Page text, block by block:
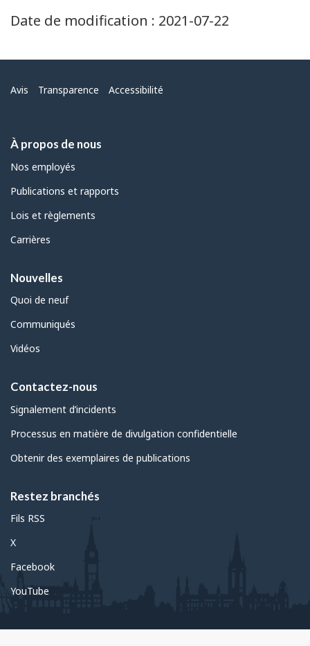
de
1
Date de modification : 2021-07-22
Menu
Avis Transparence Accessibilité
À propos de nous
Nos employés
Publications et rapports
Lois et règlements
Carrières
Nouvelles
Quoi de neuf
Communiqués
Vidéos
Contactez-nous
Signalement d’incidents
Processus en matière de divulgation confidentielle
Obtenir des exemplaires de publications
Restez branchés
Fils RSS
X
Facebook
YouTube